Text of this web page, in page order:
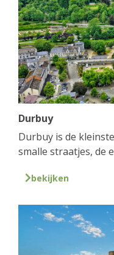
Durbuy
Durbuy is de
smalle straatjes, de
bekijken